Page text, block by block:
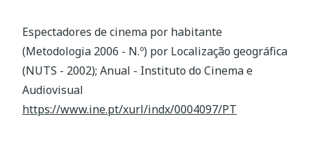
Espectadores de cinema por habitante
(Metodologia 2006 - N.º) por Localização geográfica
(NUTS - 2002); Anual - Instituto do Cinema e
Audiovisual
https://www.ine.pt/xurl/indx/0004097/PT